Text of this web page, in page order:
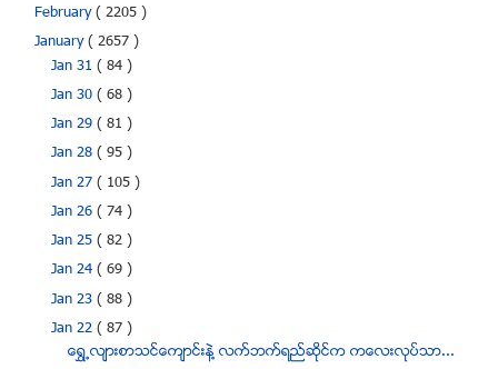
February( 2205 )
January( 2657 )
Jan 31( 84 )
Jan 30( 68 )
Jan 29( 81 )
Jan 28( 95 )
Jan 27( 105 )
Jan 26( 74 )
Jan 25( 82 )
Jan 24( 69 )
Jan 23( 88 )
Jan 22( 87 )
ေရႊ႕လ်ားစာသင္ေက်ာင္းနဲ႔ လက္ဘက္ရည္ဆိုင္က ကေလးလုပ္သာ...